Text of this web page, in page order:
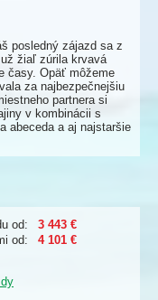
posledný zájazd sa z
žiaľ zúrila krvavá
časy. Opäť môžeme
za najbezpečnejšiu
partnera si
v kombinácii s
abeceda a aj najstaršie
od:
3 443 €
od:
4 101 €